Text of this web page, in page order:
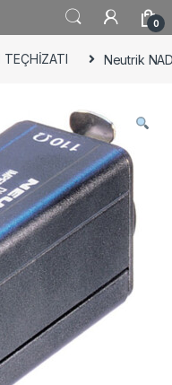
0
TEÇHİZATI Neutrik